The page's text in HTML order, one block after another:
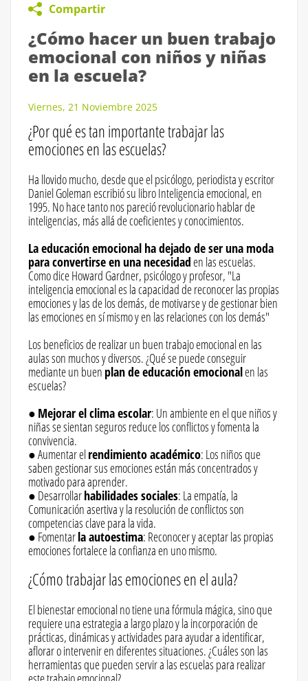
Compartir
¿Cómo hacer un buen trabajo
emocional con niños y niñas
en la escuela?
Viernes, 21 Noviembre 2025
¿Por qué es tan importante trabajar las
emociones en las escuelas?
Ha llovido mucho, desde que el psicólogo, periodista y escritor
Daniel Goleman escribió su libro Inteligencia emocional, en
1995. No hace tanto nos pareció revolucionario hablar de
inteligencias, más allá de coeficientes y conocimientos.
La educación emocional ha dejado de ser una moda
para convertirse en una necesidaden las escuelas.
Como dice Howard Gardner, psicólogo y profesor, "La
inteligencia emocional es la capacidad de reconocer las propias
emociones y las de los demás, de motivarse y de gestionar bien
las emociones en sí mismo y en las relaciones con los demás"
Los beneficios de realizar un buen trabajo emocional en las
aulas son muchos y diversos. ¿Qué se puede conseguir
mediante un buen plan de educación emocionalen las
escuelas?
● Mejorar el clima escolar: Un ambiente en el que niños y
niñas se sientan seguros reduce los conflictos y fomenta la
convivencia.
● Aumentar elrendimiento académico: Los niños que
saben gestionar sus emociones están más concentrados y
motivado para aprender.
● Desarrollarhabilidades sociales: La empatía, la
Comunicación asertiva y la resolución de conflictos son
competencias clave para la vida.
● Fomentarla autoestima: Reconocer y aceptar las propias
emociones fortalece la confianza en uno mismo.
¿Cómo trabajar las emociones en el aula?
El bienestar emocional no tiene una fórmula mágica, sino que
requiere una estrategia a largo plazo y la incorporación de
prácticas, dinámicas y actividades para ayudar a identificar,
aflorar o intervenir en diferentes situaciones. ¿Cuáles son las
herramientas que pueden servir a las escuelas para realizar